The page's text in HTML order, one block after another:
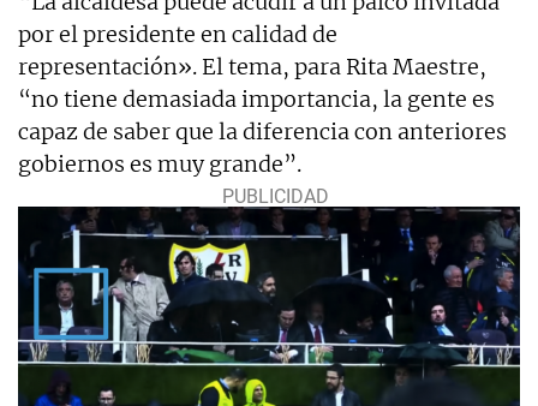
por el presidente en calidad de
representación». El tema, para Rita Maestre,
“no tiene demasiada importancia, la gente es
capaz de saber que la diferencia con anteriores
gobiernos es muy grande”.